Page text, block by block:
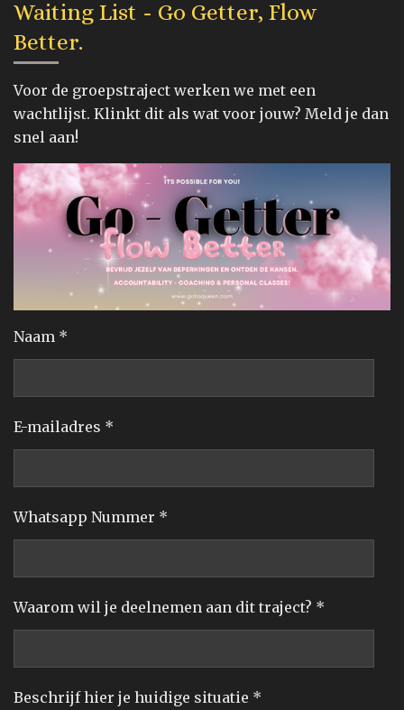
Waiting List - Go Getter, Flow
Better.
Voor de groepstraject werken we met een
wachtlijst. Klinkt dit als wat voor jouw? Meld je dan
snel aan!
Naam *
E-mailadres *
Whatsapp Nummer *
Waarom wil je deelnemen aan dit traject? *
Beschrijf hier je huidige situatie *